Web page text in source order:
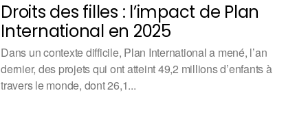
Droits des filles : l’impact de Plan
International en 2025
Dans un contexte difficile, Plan International a mené, l’an
dernier, des projets qui ont atteint 49,2 millions d’enfants à
travers le monde, dont 26,1...